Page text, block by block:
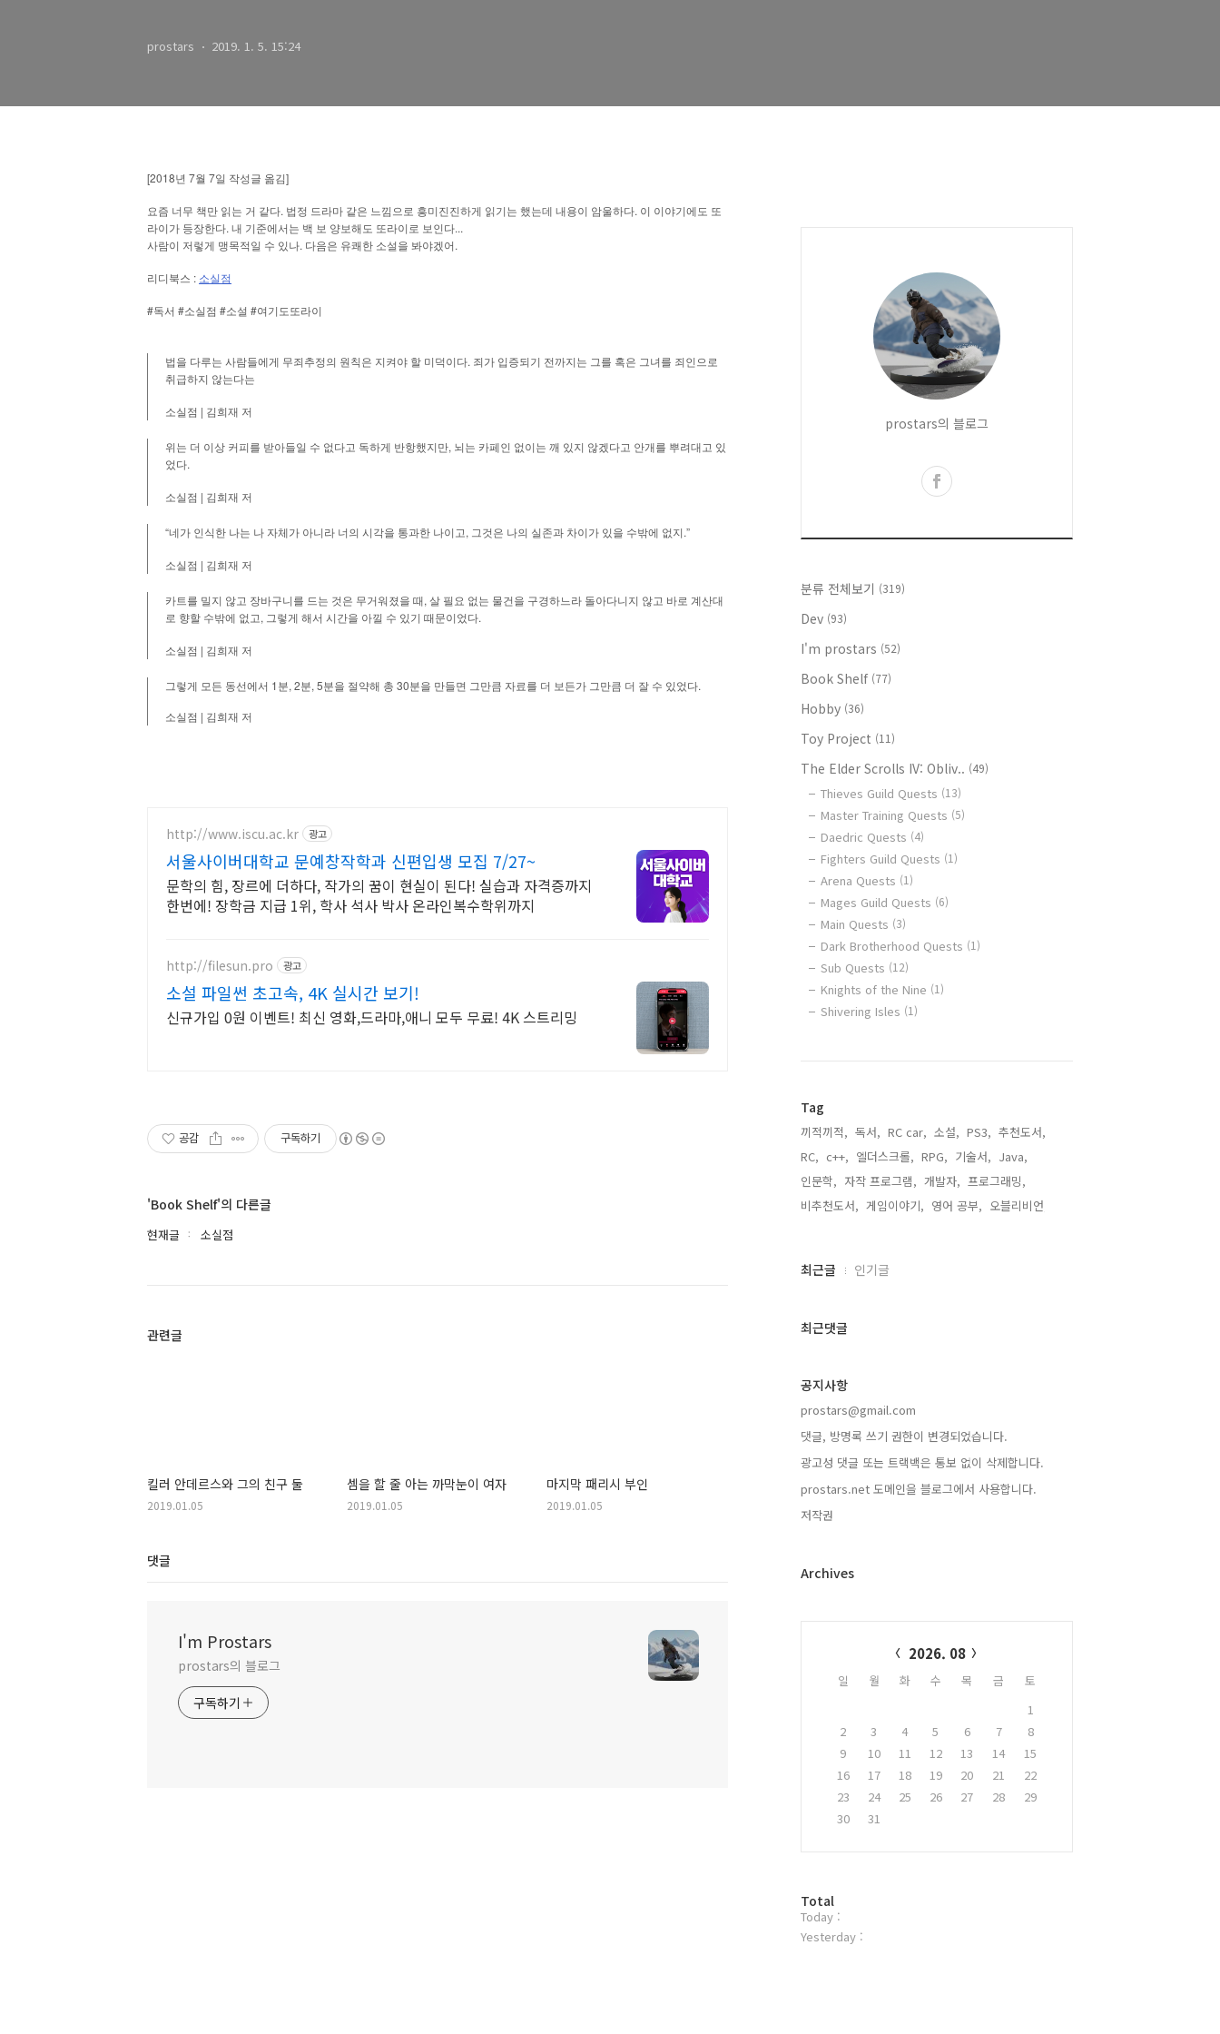
prostars 2019. 1. 5. 15:24
[2018년 7월 7일 작성글 옮김]
요즘 너무 책만 읽는 거 같다. 법정 드라마 같은 느낌으로 흥미진진하게 읽기는 했는데 내용이 암울하다. 이 이야기에도 또
라이가 등장한다. 내 기준에서는 백 보 양보해도 또라이로 보인다...
사람이 저렇게 맹목적일 수 있나. 다음은 유쾌한 소설을 봐야겠어 .
리디북스 : 소실점
#독서 #소실점 #소설 #여기도또라이
법을 다루는 사람들에게 무죄추정의 원칙은 지켜야 할 미덕이다. 죄가 입증되기 전까지는 그를 혹은 그녀를 죄인으로
취급하지 않는다는
소실점 | 김희재 저
위는 더 이상 커피를 받아들일 수 없다고 독하게 반항했지만, 뇌는 카페인 없이는 깨 있지 않겠다고 안개를 뿌려대고 있
었다.
소실점 | 김희재 저
“네가 인식한 나는 나 자체가 아니라 너의 시각을 통과한 나이고, 그것은 나의 실존과 차이가 있을 수밖에 없지 .”
소실점 | 김희재 저
카트를 밀지 않고 장바구니를 드는 것은 무거워졌을 때 , 살 필요 없는 물건을 구경하느라 돌아다니지 않고 바로 계산대
로 향할 수밖에 없고, 그렇게 해서 시간을 아낄 수 있기 때문이었다.
소실점 | 김희재 저
그렇게 모든 동선에서 1 분, 2분, 5분을 절약해 총 30분을 만들면 그만큼 자료를 더 보든가 그만큼 더 잘 수 있었다.
소실점 | 김희재 저
http://www.iscu.ac.kr 광고
서울사이버대학교 문예창작학과 신편입생 모집 7/27~
문학의 힘, 장르에 더하다, 작가의 꿈이 현실이 된다! 실습과 자격증까지
한번에! 장학금 지급 1위, 학사 석사 박사 온라인복수학위까지
http://filesun.pro 광고
소설 파일썬 초고속, 4K 실시간 보기!
신규가입 0원 이벤트! 최신 영화,드라마,애니 모두 무료! 4K 스트리밍
공감 구독하기
'Book Shelf'의 다른글
현재글 소실점
관련글
킬러 안데르스와 그의 친구 둘
2019.01.05
셈을 할 줄 아는 까막눈이 여자
2019.01.05
마지막 패리시 부인
2019.01.05
댓글
I'm Prostars
prostars의 블로그
구독하기
prostars의 블로그
분류 전체보기 (319)
Dev (93)
I'm prostars (52)
Book Shelf (77)
Hobby (36)
Toy Project (11)
The Elder Scrolls IV: Obliv.. (49)
Thieves Guild Quests (13)
Master Training Quests (5)
Daedric Quests (4)
Fighters Guild Quests (1)
Arena Quests (1)
Mages Guild Quests (6)
Main Quests (3)
Dark Brotherhood Quests (1)
Sub Quests (12)
Knights of the Nine (1)
Shivering Isles (1)
Tag
끼적끼적, 독서, RC car, 소설, PS3, 추천도서,
RC, c++, 엘더스크롤, RPG, 기술서, Java,
인문학, 자작 프로그램, 개발자, 프로그래밍,
비추천도서, 게임이야기, 영어 공부, 오블리비언,
최
과
글
최근글 인기글
최근댓글
공지사항
prostars@gmail.com
댓글, 방명록 쓰기 권한이 변경되었습니다.
광고성 댓글 또는 트랙백은 통보 없이 삭제합니다.
prostars.net 도메인을 블로그에서 사용합니다.
저작권
Archives
2026. 08
일 월 화 수 목 금
토
1
2
3 4 5 6 7
8
9
10 11 12 13 14
15
16
17 18 19 20 21
22
23
24 25 26 27 28
29
30
31
방
문
자
Total
Today :
Yesterday :